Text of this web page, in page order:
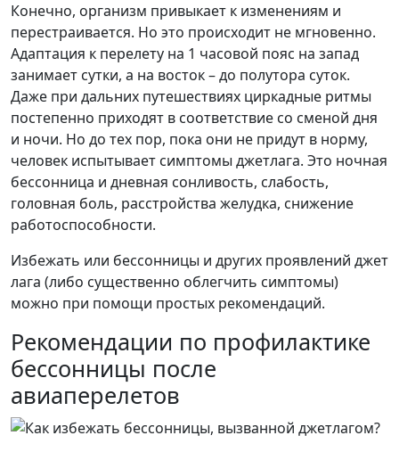
Конечно, организм привыкает к изменениям и
перестраивается. Но это происходит не мгновенно.
Адаптация к перелету на 1 часовой пояс на запад
занимает сутки, а на восток – до полутора суток.
Даже при дальних путешествиях циркадные ритмы
постепенно приходят в соответствие со сменой дня
и ночи. Но до тех пор, пока они не придут в норму,
человек испытывает симптомы джетлага. Это ночная
бессонница и дневная сонливость, слабость,
головная боль, расстройства желудка, снижение
работоспособности.
Избежать или бессонницы и других проявлений джет
лага (либо существенно облегчить симптомы)
можно при помощи простых рекомендаций.
Рекомендации по профилактике
бессонницы после
авиаперелетов